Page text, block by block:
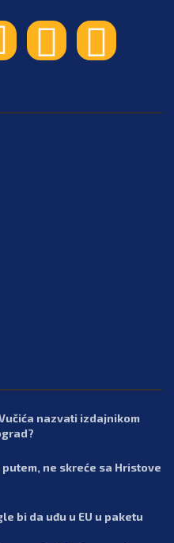
nazvati izdajnikom
ne skreće sa Hristove
bi da uđu u EU u paketu